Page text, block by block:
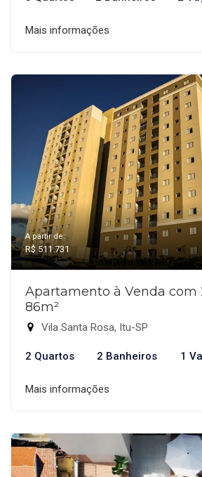
Mais informações
A partir de:
R$ 511.731
Apartamento à Venda com
86m²
Vila Santa Rosa, Itu-SP
2 Quartos 2 Banheiros 1
Mais informações